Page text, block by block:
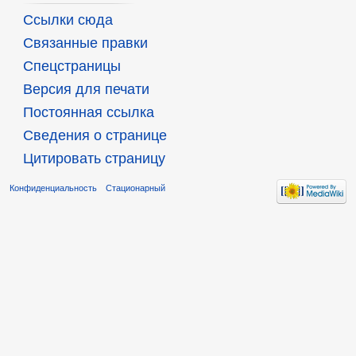
Ссылки сюда
Связанные правки
Спецстраницы
Версия для печати
Постоянная ссылка
Сведения о странице
Цитировать страницу
Конфиденциальность Стационарный